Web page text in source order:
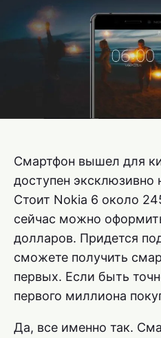
Смартфон вышел для
доступен эксклюзивно
Стоит Nokia 6 около
сейчас можно
долларов. Придется
сможете получить
первых. Если быть
первого миллиона
Да, все именно так.